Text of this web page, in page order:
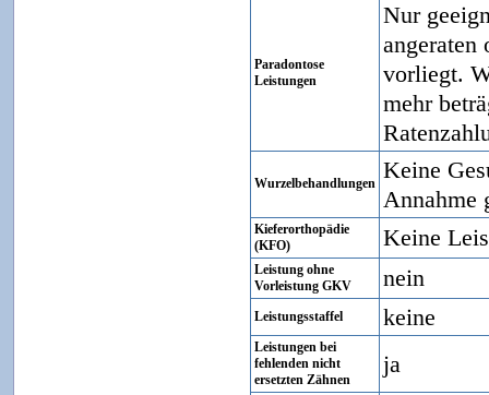
Paradontose
Leistungen
Nur
angeraten
vorliegt.
mehr
Wurzelbehandlungen Keine
Annahme
Kieferorthopädie
(KFO)
Keine
Leistung ohne
Vorleistung GKV
nein
Leistungsstaffel keine
Leistungen bei
fehlenden nicht
ersetzten Zähnen
ja